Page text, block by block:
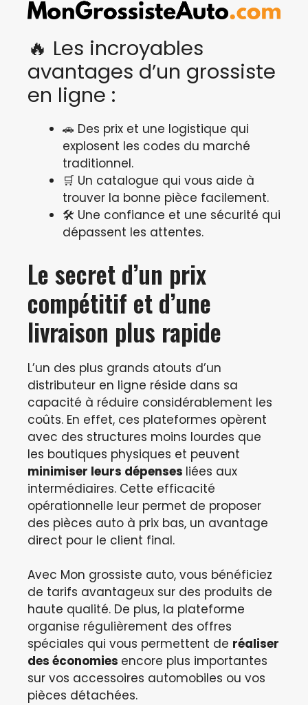
🔥 Les incroyables
avantages d’un grossiste
en ligne :
🚗 Des prix et une logistique qui
explosent les codes du marché
traditionnel.
🛒 Un catalogue qui vous aide à
trouver la bonne pièce facilement.
🛠️ Une confiance et une sécurité qui
dépassent les attentes.
Le secret d’un prix
compétitif et d’une
livraison plus rapide
L’un des plus grands atouts d’un
distributeur en ligne réside dans sa
capacité à réduire considérablement les
coûts. En effet, ces plateformes opèrent
avec des structures moins lourdes que
les boutiques physiques et peuvent
minimiser leurs dépenses liées aux
intermédiaires. Cette efficacité
opérationnelle leur permet de proposer
des pièces auto à prix bas, un avantage
direct pour le client final.
Avec Mon grossiste auto, vous bénéficiez
de tarifs avantageux sur des produits de
haute qualité. De plus, la plateforme
organise régulièrement des offres
spéciales qui vous permettent de réaliser
des économies encore plus importantes
sur vos accessoires automobiles ou vos
pièces détachées.